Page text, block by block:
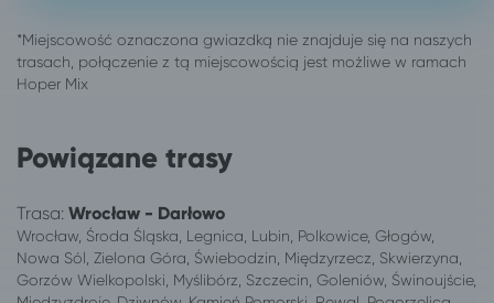
Oświęcim
Wrocław
Pabianice
Wrocław
Poznań
Skierniewice
Wrocław
Skwierzyna
Słupsk
Wrocław
Solec Kujawski
Wrocław
Sosnowiec
Wrocław
Suwałki
Wrocław
Powiązane trasy
Trasa: Wrocław - Darłowo
Wrocław, Środa Śląska, Legnica, Lubin, Polkowice, Głogów,
Nowa Sól, Zielona Góra, Świebodzin, Międzyrzecz, Skwierzyna,
Gorzów Wielkopolski, Myślibórz, Szczecin, Goleniów, Świnoujście,